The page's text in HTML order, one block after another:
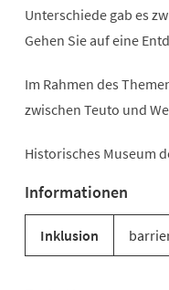
Unterschiede gab es
Gehen Sie auf eine
Im Rahmen des
zwischen Teuto und
Historisches Museum
Informationen
Inklusion